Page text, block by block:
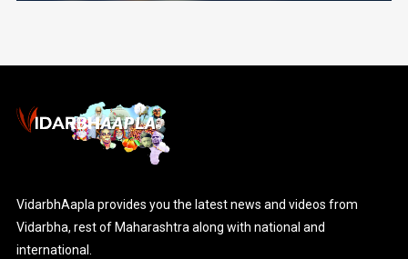
VidarbhAapla provides you the latest news and videos from
Vidarbha, rest of Maharashtra along with national and
international.